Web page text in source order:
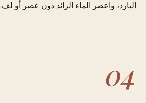
البارد، واعصر الماء الزائد دون عصر أو لف.
04